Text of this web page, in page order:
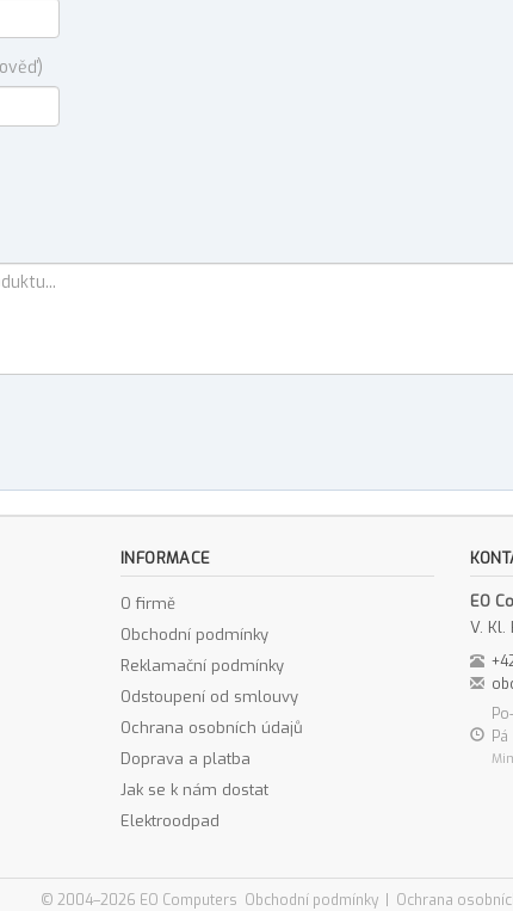
INFORMACE
O firmě
Obchodní podmínky
Reklamační podmínky
Odstoupení od smlouvy
Ochrana osobních údajů
Doprava a platba
Jak se k nám dostat
Elektroodpad
EO
V. Kl.
Pá
© 2004–2026 EO Computers Obchodní podmínky Ochrana